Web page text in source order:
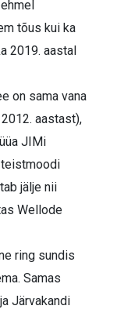
tõus kui ka
2019. aastal
on sama vana
aastast),
JIMi
teistmoodi
jälje nii
Wellode
ring sundis
Samas
Järvakandi